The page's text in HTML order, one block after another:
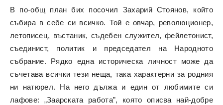
В по-общ план бих посочил Захарий Стоянов, който
събира в себе си всичко. Той е овчар, революционер,
летописец, въстаник, съдебен служител, фейлетонист,
съединист, политик и председател на Народното
събрание. Рядко една историческа личност може да
съчетава всички тези неща, така характерни за родния
ни натюрел. На него дължа и един от любимите си
лафове: „Заарската работа”, която описва най-добре